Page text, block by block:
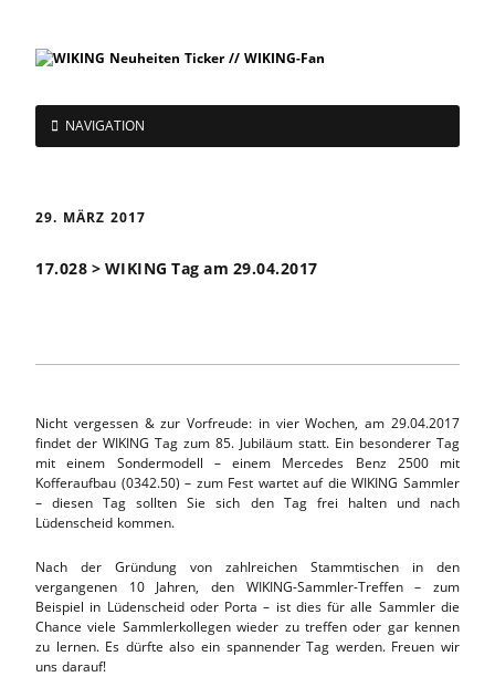
NAVIGATION
29. MÄRZ 2017
17.028 > WIKING Tag am 29.04.2017
Nicht vergessen & zur Vorfreude: in vier Wochen, am 29.04.2017
findet der WIKING Tag zum 85. Jubiläum statt. Ein besonderer Tag
mit einem Sondermodell – einem Mercedes Benz 2500 mit
Kofferaufbau (0342.50) – zum Fest wartet auf die WIKING Sammler
– diesen Tag sollten Sie sich den Tag frei halten und nach
Lüdenscheid kommen.
Nach der Gründung von zahlreichen Stammtischen in den
vergangenen 10 Jahren, den WIKING-Sammler-Treffen – zum
Beispiel in Lüdenscheid oder Porta – ist dies für alle Sammler die
Chance viele Sammlerkollegen wieder zu treffen oder gar kennen
zu lernen. Es dürfte also ein spannender Tag werden. Freuen wir
uns darauf!